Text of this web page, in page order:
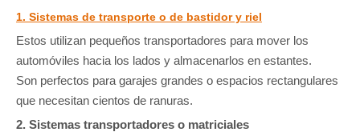
1. Sistemas de transporte o de bastidor y riel
Estos utilizan pequeños transportadores para mover los
automóviles hacia los lados y almacenarlos en estantes.
Son perfectos para garajes grandes o espacios rectangulares
que necesitan cientos de ranuras.
2. Sistemas transportadores o matriciales